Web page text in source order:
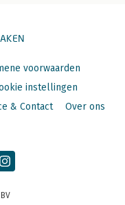
voorwaarden
instellingen
& Contact Over ons